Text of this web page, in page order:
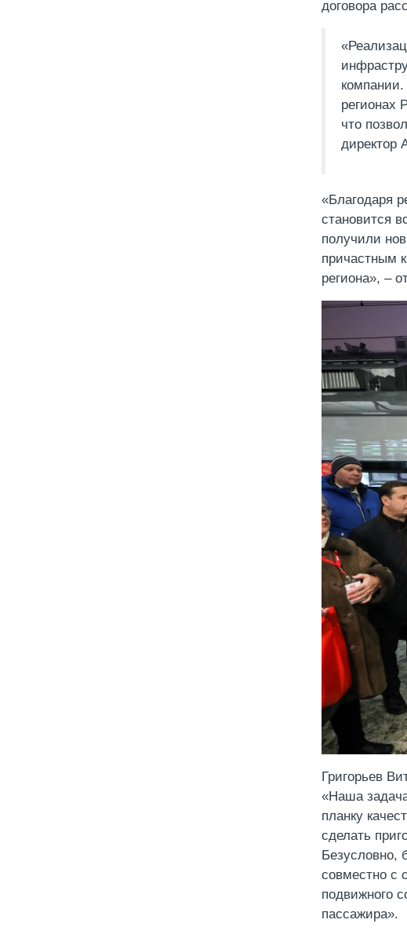
договора
регионах
что
директор
«Благодаря
становится
получили
причастным
региона», –
Григорьев
«Наша
планку
сделать
Безусловно,
совместно с
подвижного
пассажира».